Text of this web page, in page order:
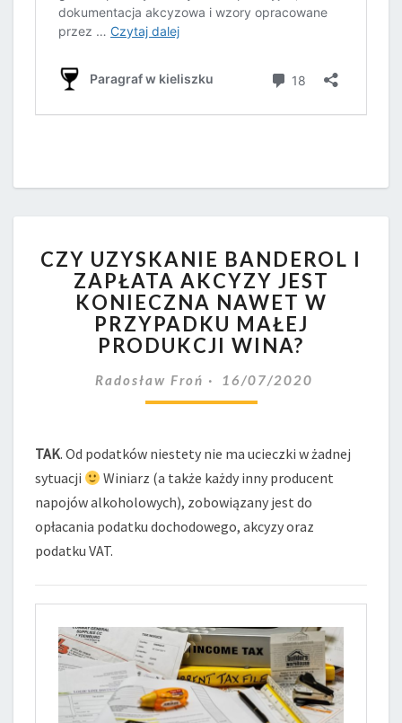
UZYSKANIE
BANDEROL
I
ZAPŁATA
AKCYZY
JEST
KONIECZNA
NAWET
MAŁEJ
PRODUKCJI
WINA?
CZY UZYSKANIE BANDEROL I
ZAPŁATA AKCYZY JEST
KONIECZNA NAWET W
PRZYPADKU MAŁEJ
PRODUKCJI WINA?
Radosław Froń 16/07/2020
TAK. Od podatków niestety nie ma ucieczki w żadnej
sytuacji
Winiarz (a także każdy inny producent
napojów alkoholowych), zobowiązany jest do
opłacania podatku dochodowego, akcyzy oraz
podatku VAT.